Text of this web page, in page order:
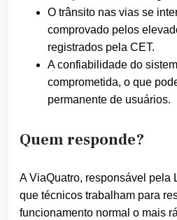
O trânsito nas vias se
comprovado pelos
registrados pela CET.
A confiabilidade do
comprometida, o que
permanente de usuários.
Quem responde?
A ViaQuatro, responsável pela
que técnicos trabalham para
funcionamento normal o mais